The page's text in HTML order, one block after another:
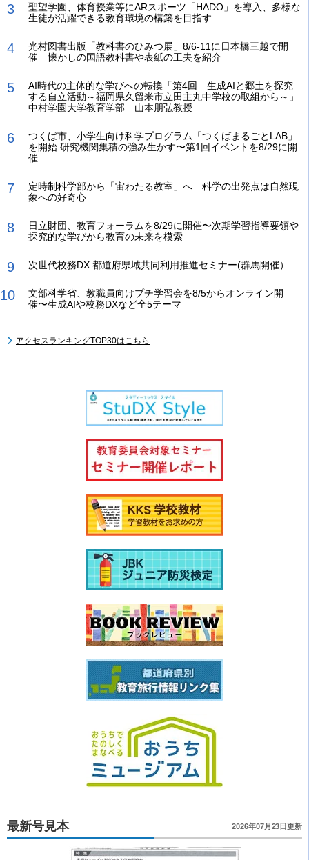
聖望学園、体育授業等にARスポーツ「HADO」を導入、多様な
生徒が活躍できる教育環境の構築を目指す
光村図書出版「教科書のひみつ展」8/6-11に日本橋三越で開
催 懐かしの国語教科書や表紙の工夫を紹介
AI時代の主体的な学びへの転換「第4回 生成AIと郷土を探究
する自立活動～福岡県久留米市立田主丸中学校の取組から～」
中村学園大学教育学部 山本朋弘教授
つくば市、小学生向け科学プログラム「つくばまるごとLAB」
を開始 研究機関集積の強み生かす〜第1回イベントを8/29に開
催
定時制科学部から「宙わたる教室」へ 科学の出発点は自然現
象への好奇心
日立財団、教育フォーラムを8/29に開催〜次期学習指導要領や
探究的な学びから教育の未来を模索
次世代校務DX 都道府県域共同利用推進セミナー(群馬開催）
文部科学省、教職員向けプチ学習会を8/5からオンライン開
催〜生成AIや校務DXなど全5テーマ
アクセスランキングTOP30はこちら
最新号見本 2026年07月23日更新